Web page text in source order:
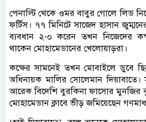
পেনাল্টি থেকে ওমর বাবুর গোলে লিড
ফর্টিস। ৭৭ মিনিটে সাজেদ হাসান
ব্যবধান ২-০ করেন তখন নিজেদের
থাকেন মোহামেডানের খেলোয়াড়রা।
কক্ষের সামনেই তখন মোবাইলে ডুবে
অধিনায়ক মালির সোলেমান দিয়াবাতে।
আরেক বিদেশি বুরকিনা ফাসোর মুনজির
মোহামেডান ক্লাবে ভীড় জমিয়েছেন